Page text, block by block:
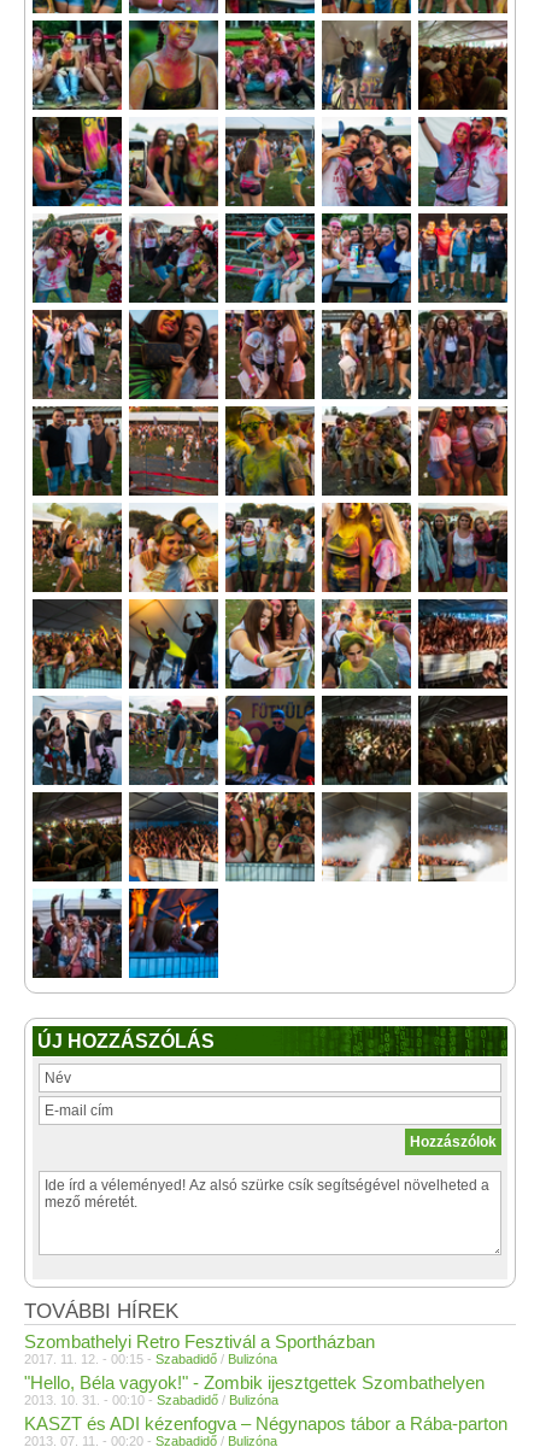
ÚJ HOZZÁSZÓLÁS
TOVÁBBI HÍREK
Szombathelyi Retro Fesztivál a Sportházban
2017. 11. 12. - 00:15 - Szabadidő / Bulizóna
"Hello, Béla vagyok!" - Zombik ijesztgettek Szombathelyen
2013. 10. 31. - 00:10 - Szabadidő / Bulizóna
KASZT és ADI kézenfogva – Négynapos tábor a Rába-parton
2013. 07. 11. - 00:20 - Szabadidő / Bulizóna